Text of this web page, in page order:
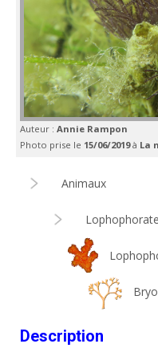
Auteur : Annie Rampon
Photo prise le 15/06/2019à La
Animaux
Description